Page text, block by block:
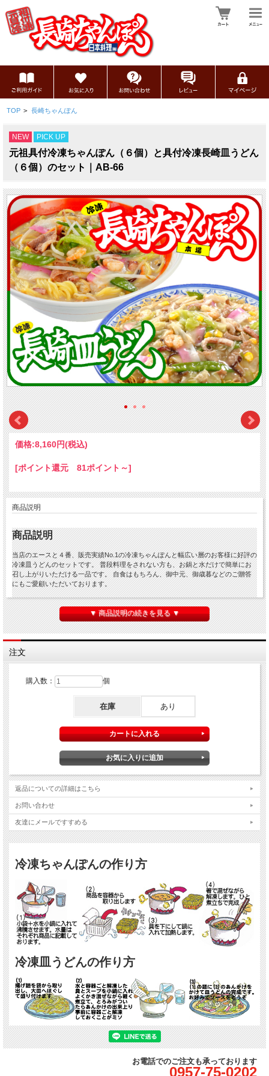
TOP > 長崎ちゃんぽん
NEW PICK UP
元祖具付冷凍ちゃんぽん（６個）と具付冷凍長崎皿うどん
（６個）のセット｜AB-66
価格:8,160円(税込)
[ポイント還元 81ポイント～]
商品説明
商品説明
当店のエースと４番、販売実績No.1の冷凍ちゃんぽんと幅広い層のお客様に好評の
冷凍皿うどんのセットです。 普段料理をされない方も、お鍋と水だけで簡単にお
召し上がりいただける一品です。 自食はもちろん、御中元、御歳暮などのご贈答
にもご愛顧いただいております。
商品仕様
商品(2)
原材料など 上記商品ページをご確認下さい。
▼ 商品説明の続きを見る ▼
注文
購入数： 個
在庫 あり
返品についての詳細はこちら
お問い合わせ
友達にメールですすめる
冷凍ちゃんぽんの作り方
冷凍皿うどんの作り方
お電話でのご注文も承っております
0957-75-0202